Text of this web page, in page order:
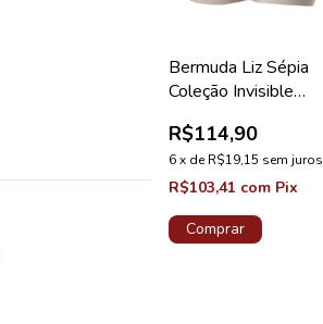
Bermuda Liz Sépia
Coleção Invisible
R$114,90
6 x deR$19,15 sem juros
R$103,41 com Pix
Comprar